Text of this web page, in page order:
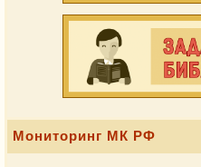
Мониторинг МК РФ